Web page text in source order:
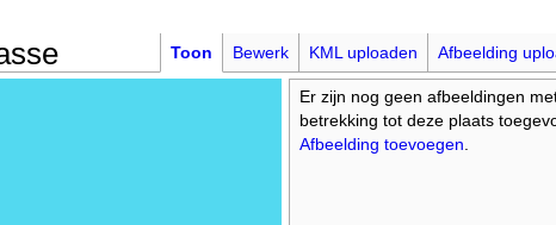
Toon Bewerk KML uploaden Afbeelding
Er zijn nog geen afbeeldingen
betrekking tot deze plaats
Afbeelding toevoegen